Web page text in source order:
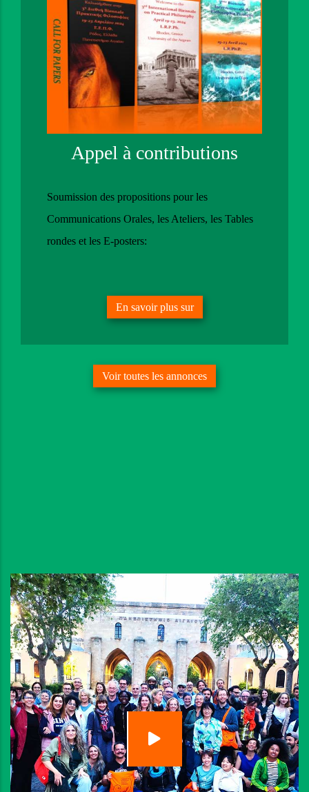
Appel à contributions
Soumission des propositions pour les
Communications Orales, les Ateliers, les Tables
rondes et les E-posters:
En savoir plus sur
Voir toutes les annonces